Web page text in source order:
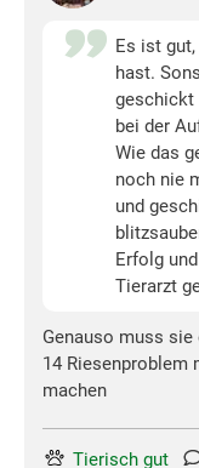
Es ist
hast.
geschickt
bei der
Wie das
noch nie
und
Erfolg
Tierarzt
Genauso muss
14
machen
Tierisch gut